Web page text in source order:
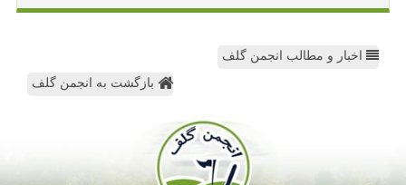
اخبار و مطالب انجمن گلف
بازگشت به انجمن گلف